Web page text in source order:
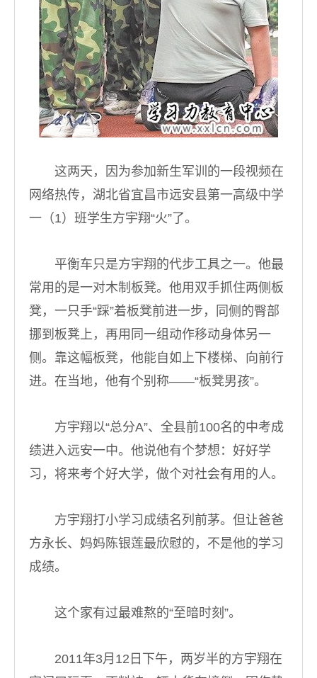
这两天，因为参加新生军训的一段视频在
网络热传，湖北省宜昌市远安县第一高级中学
一（1）班学生方宇翔“火”了。
平衡车只是方宇翔的代步工具之一。他最
常用的是一对木制板凳。他用双手抓住两侧板
凳，一只手“踩”着板凳前进一步，同侧的臀部
挪到板凳上，再用同一组动作移动身体另一
侧。靠这幅板凳，他能自如上下楼梯、向前行
进。在当地，他有个别称——“板凳男孩”。
方宇翔以“总分A”、全县前100名的中考成
绩进入远安一中。他说他有个梦想：好好学
习，将来考个好大学，做个对社会有用的人。
方宇翔打小学习成绩名列前茅。但让爸爸
方永长、妈妈陈银莲最欣慰的，不是他的学习
成绩。
这个家有过最难熬的“至暗时刻”。
2011年3月12日下午，两岁半的方宇翔在